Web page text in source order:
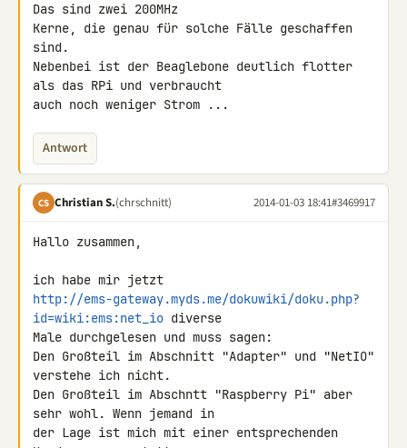
Das sind zwei 200MHz
Kerne, die genau für solche Fälle geschaffen
sind.
Nebenbei ist der Beaglebone deutlich flotter
als das RPi und verbraucht
auch noch weniger Strom ...
Antwort
CS Christian S.(chrschnitt) 2014-01-03 18:41#3469917
Hallo zusammen,
http://ems-gateway.myds.me/dokuwiki/doku.php?
id=wiki:ems:net_io diverse
Male durchgelesen und muss sagen:
Den Großteil im Abschnitt "Adapter" und "NetIO"
verstehe ich nicht.
Den Großteil im Abschntt "Raspberry Pi" aber
sehr wohl. Wenn jemand in
der Lage ist mich mit einer entsprechenden